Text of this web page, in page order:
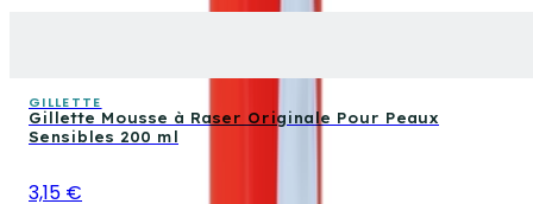
GILLETTE
Gillette Mousse à Raser Originale Pour Peaux
Sensibles 200 ml
3,15 €